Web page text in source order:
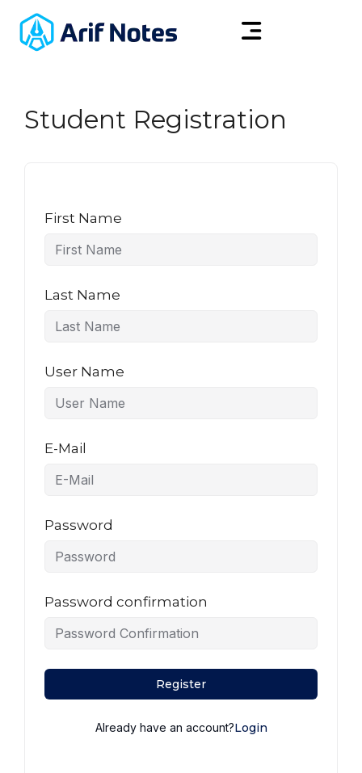
Student Registration
First Name
Last Name
User Name
E-Mail
Password
Password confirmation
Register
Already have an account?Login